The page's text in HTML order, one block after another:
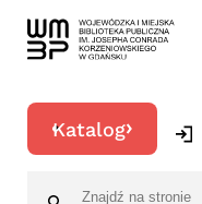
Katalog